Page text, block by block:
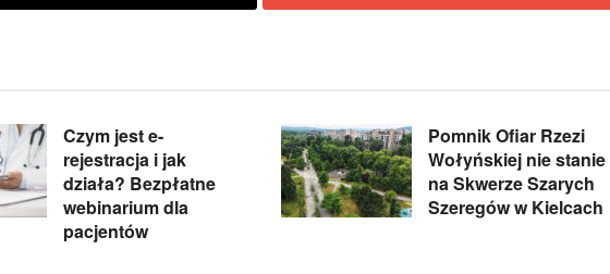
Czym jest e-
rejestracja i jak
działa? Bezpłatne
webinarium dla
pacjentów
Pomnik Ofiar Rzezi
Wołyńskiej nie stanie
na Skwerze Szarych
Szeregów w Kielcach